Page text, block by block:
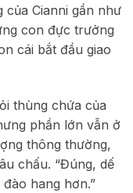
Cianni gần như
con đực trưởng
cái bắt đầu giao
thùng chứa của
phần lớn vẫn ở
thông thường,
chấu. “Đúng, dế
hang hơn.”